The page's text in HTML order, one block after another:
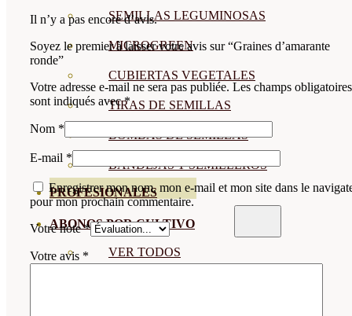
SEMILLAS LEGUMINOSAS
MICROGREEN
CUBIERTAS VEGETALES
TIRAS DE SEMILLAS
BOMBAS DE SEMILLAS
BANDEJAS Y SEMILLEROS
PROFESIONALES
ABONOS POR CULTIVO
VER TODOS
Il n’y a pas encore d’avis.
Soyez le premier à laisser votre avis sur “Graines d’amarante
ronde”
Votre adresse e-mail ne sera pas publiée. Les champs obligatoires
sont indiqués avec*
Nom *
E-mail *
Enregistrer mon nom, mon e-mail et mon site dans le
pour mon prochain commentaire.
Votre note*
Votre avis *